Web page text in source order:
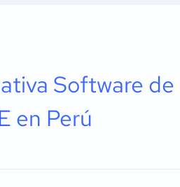
Software de
en Perú